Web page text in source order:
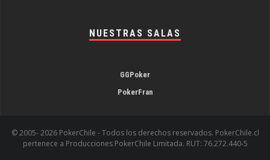
NUESTRAS SALAS
GGPoker
PokerFran
© 2005-2026 PokerChile - Todos los derechos reservados. PokerChile.cl
pertenece a Producciones PokerChile Limitada. RUT: 76.272.440-5